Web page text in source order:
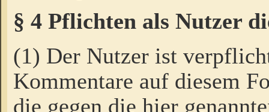
§ 4 Pflichten als Nutzer
(1) Der Nutzer ist
Kommentare auf diesem
die gegen die hier